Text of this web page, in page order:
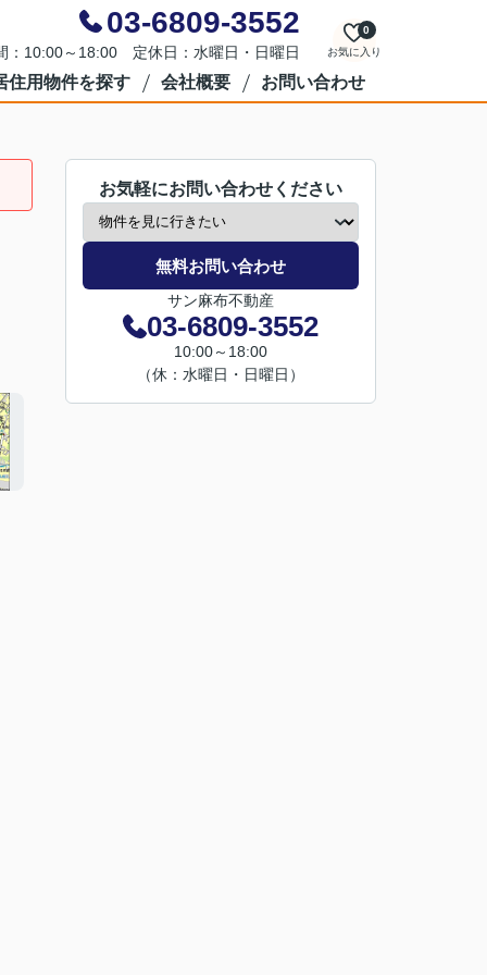
03-6809-3552
：10:00～18:00 定休日：水曜日・日曜日 お気に入り
0
住用物件を探す 会社概要 お問い合わせ
お気軽にお問い合わせください
無料お問い合わせ
サン麻布不動産
03-6809-3552
10:00～18:00
（休：水曜日・日曜日）